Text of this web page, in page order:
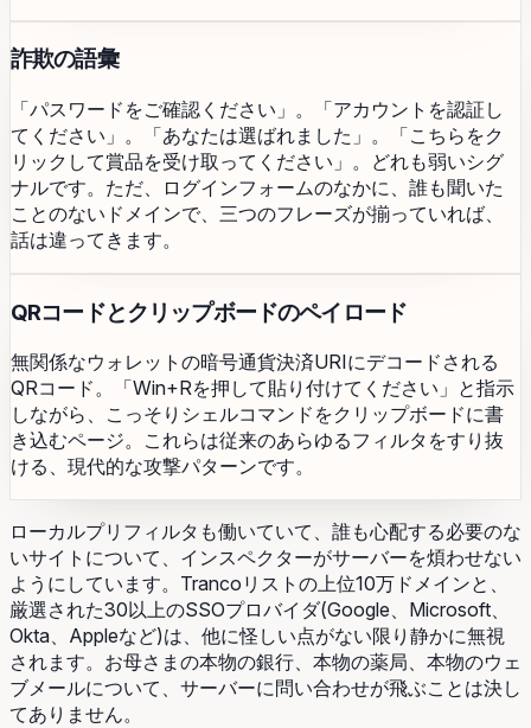
詐欺の語彙
「パスワードをご確認ください」。「アカウントを認証し
てください」。「あなたは選ばれました」。「こちらをク
リックして賞品を受け取ってください」。どれも弱いシグ
ナルです。ただ、ログインフォームのなかに、誰も聞いた
ことのないドメインで、三つのフレーズが揃っていれば、
話は違ってきます。
QRコードとクリップボードのペイロード
無関係なウォレットの暗号通貨決済URIにデコードされる
QRコード。「Win+Rを押して貼り付けてください」と指示
しながら、こっそりシェルコマンドをクリップボードに書
き込むページ。これらは従来のあらゆるフィルタをすり抜
ける、現代的な攻撃パターンです。
ローカルプリフィルタも働いていて、誰も心配する必要のな
いサイトについて、インスペクターがサーバーを煩わせない
ようにしています。Trancoリストの上位10万ドメインと、
厳選された30以上のSSOプロバイダ(Google、Microsoft、
Okta、Appleなど)は、他に怪しい点がない限り静かに無視
されます。お母さまの本物の銀行、本物の薬局、本物のウェ
ブメールについて、サーバーに問い合わせが飛ぶことは決し
てありません。